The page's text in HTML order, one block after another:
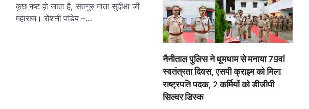
कुछ नष्ट हो जाता है, सतगुरु माता सुदीक्षा जी
महाराज। रोशनी पांडेय –…
नैनीताल पुलिस ने धूमधाम से मनाया 79वां
स्वतंत्रता दिवस, एसपी क्राइम को मिला
राष्ट्रपति पदक, 2 कर्मियों को डीजीपी
सिल्वर डिस्क